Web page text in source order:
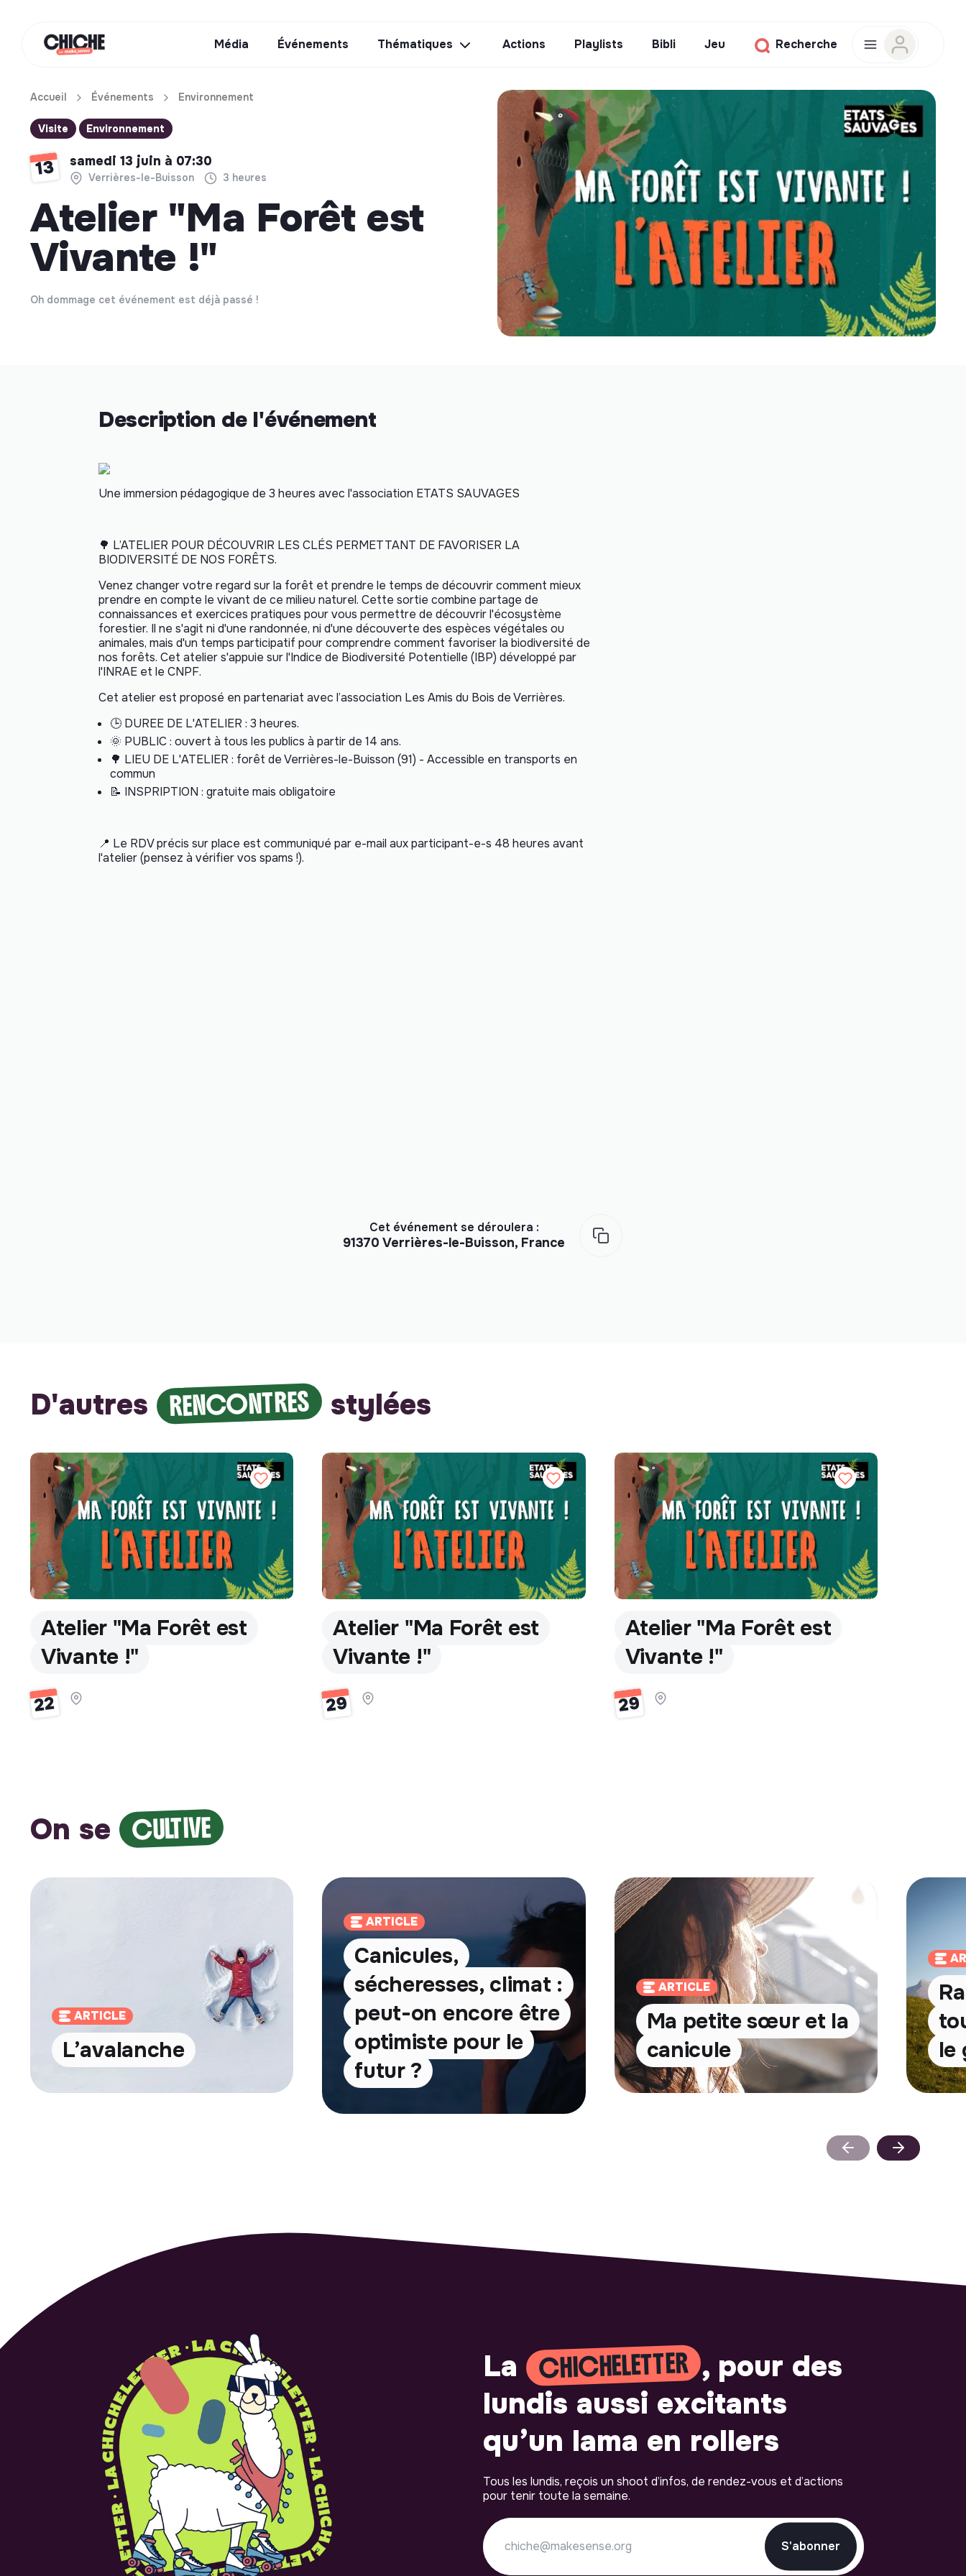
Média Événements Thématiques Actions Playlists Bibli Jeu Recherche
Accueil Événements Environnement
Visite Environnement
13 samedi 13 juin à 07:30
Verrières-le-Buisson 3 heures
Atelier "Ma Forêt est
Vivante !"
Oh dommage cet événement est déjà passé !
Description de l'événement
Une immersion pédagogique de 3 heures avec l'association ETATS SAUVAGES
🌳 L’ATELIER POUR DÉCOUVRIR LES CLÉS PERMETTANT DE FAVORISER LA
BIODIVERSITÉ DE NOS FORÊTS.
Venez changer votre regard sur la forêt et prendre le temps de découvrir comment mieux
prendre en compte le vivant de ce milieu naturel. Cette sortie combine partage de
connaissances et exercices pratiques pour vous permettre de découvrir l'écosystème
forestier. Il ne s'agit ni d'une randonnée, ni d'une découverte des espèces végétales ou
animales, mais d'un temps participatif pour comprendre comment favoriser la biodiversité de
nos forêts. Cet atelier s'appuie sur l'Indice de Biodiversité Potentielle (IBP) développé par
l'INRAE et le CNPF.
Cet atelier est proposé en partenariat avec l’association Les Amis du Bois de Verrières.
🕒 DUREE DE L'ATELIER : 3 heures.
🌞 PUBLIC : ouvert à tous les publics à partir de 14 ans.
🌳 LIEU DE L'ATELIER : forêt de Verrières-le-Buisson (91) - Accessible en transports en
commun
📝 INSPRIPTION : gratuite mais obligatoire
📍 Le RDV précis sur place est communiqué par e-mail aux participant-e-s 48 heures avant
l'atelier (pensez à vérifier vos spams !).
Cet événement se déroulera :
91370 Verrières-le-Buisson, France
D'autres RENCONTRES stylées
Atelier "Ma Forêt est
Vivante !"
22
Atelier "Ma Forêt est
Vivante !"
29
Atelier "Ma Forêt est
Vivante !"
29
On se CULTIVE
ARTICLE
L’avalanche
ARTICLE
Canicules,
sécheresses, climat :
peut-on encore être
optimiste pour le
futur ?
ARTICLE
Ma petite sœur et la
canicule
le
La CHICHELETTER , pour des
lundis aussi excitants
qu’un lama en rollers
Tous les lundis, reçois un shoot d’infos, de rendez-vous et d’actions
pour tenir toute la semaine.
S'abonner